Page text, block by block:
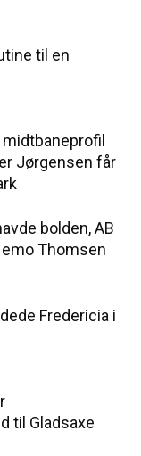
til en
Jørgensen får
bolden, AB
Thomsen
Fredericia i
til Gladsaxe